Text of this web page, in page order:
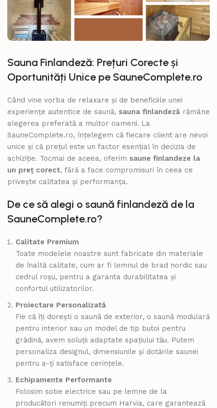
Sauna Finlandeză: Prețuri Corecte și
Oportunități Unice pe SauneComplete.ro
Când vine vorba de relaxare și de beneficiile unei
experiențe autentice de saună, sauna finlandeză rămâne
alegerea preferată a multor oameni. La
SauneComplete.ro, înțelegem că fiecare client are nevoi
unice și că prețul este un factor esențial în decizia de
achiziție. Tocmai de aceea, oferim saune finlandeze la
un preț corect, fără a face compromisuri în ceea ce
privește calitatea și performanța.
De ce să alegi o saună finlandeză de la
SauneComplete.ro?
Calitate Premium
Toate modelele noastre sunt fabricate din materiale
de înaltă calitate, cum ar fi lemnul de brad nordic sau
cedrul roșu, pentru a garanta durabilitatea și
confortul utilizatorilor.
Proiectare Personalizată
Fie că îți dorești o saună de exterior, o saună modulară
pentru interior sau un model de tip butoi pentru
grădină, avem soluții adaptate spațiului tău. Putem
personaliza designul, dimensiunile și dotările saunei
pentru a-ți satisface cerințele.
Echipamente Performante
Folosim sobe electrice sau pe lemne de la
producători renumiți precum Harvia, care garantează